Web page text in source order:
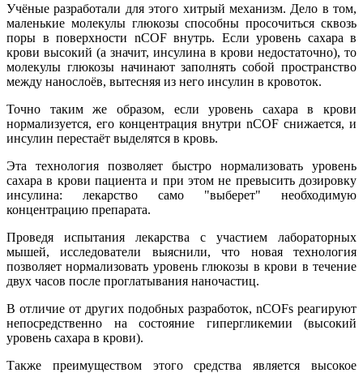
Учёные разработали для этого хитрый механизм. Дело в том,
маленькие молекулы глюкозы способны просочиться сквозь
поры в поверхности nCOF внутрь. Если уровень сахара в
крови высокий (а значит, инсулина в крови недостаточно), то
молекулы глюкозы начинают заполнять собой пространство
между нанослоёв, вытесняя из него инсулин в кровоток.
Точно таким же образом, если уровень сахара в крови
нормализуется, его концентрация внутри nCOF снижается, и
инсулин перестаёт выделятся в кровь.
Эта технология позволяет быстро нормализовать уровень
сахара в крови пациента и при этом не превысить дозировку
инсулина: лекарство само "выберет" необходимую
концентрацию препарата.
Проведя испытания лекарства с участием лабораторных
мышей, исследователи выяснили, что новая технология
позволяет нормализовать уровень глюкозы в крови в течение
двух часов после проглатывания наночастиц.
В отличие от других подобных разработок, nCOFs реагируют
непосредственно на состояние гипергликемии (высокий
уровень сахара в крови).
Также преимуществом этого средства является высокое